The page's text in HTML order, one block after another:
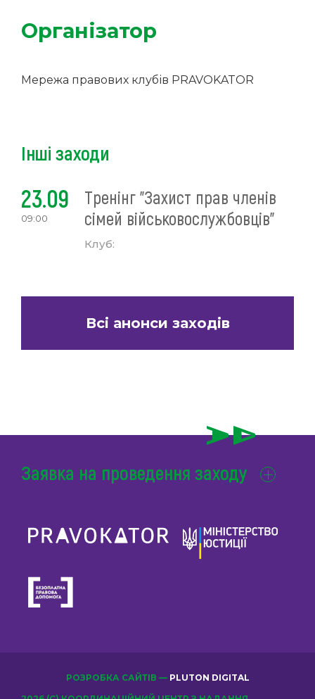
Організатор
Мережа правових клубів PRAVOKATOR
Інші заходи
23.09
09:00
Тренінг "Захист прав членів
сімей військовослужбовців"
Клуб:
Всі анонси заходів
Заявка на проведення заходу
РОЗРОБКА САЙТІВ — PLUTON DIGITAL